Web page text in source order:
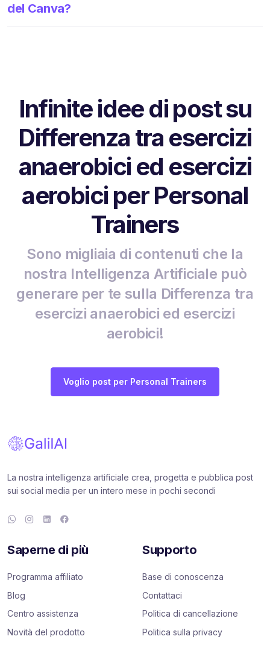
del Canva?
Infinite idee di post su
Differenza tra esercizi
anaerobici ed esercizi
aerobici per Personal
Trainers
Sono migliaia di contenuti che la
nostra Intelligenza Artificiale può
generare per te sulla Differenza tra
esercizi anaerobici ed esercizi
aerobici!
Voglio post per Personal Trainers
La nostra intelligenza artificiale crea, progetta e pubblica post
sui social media per un intero mese in pochi secondi
Saperne di più
Programma affiliato
Blog
Centro assistenza
Novità del prodotto
Supporto
Base di conoscenza
Contattaci
Politica di cancellazione
Politica sulla privacy